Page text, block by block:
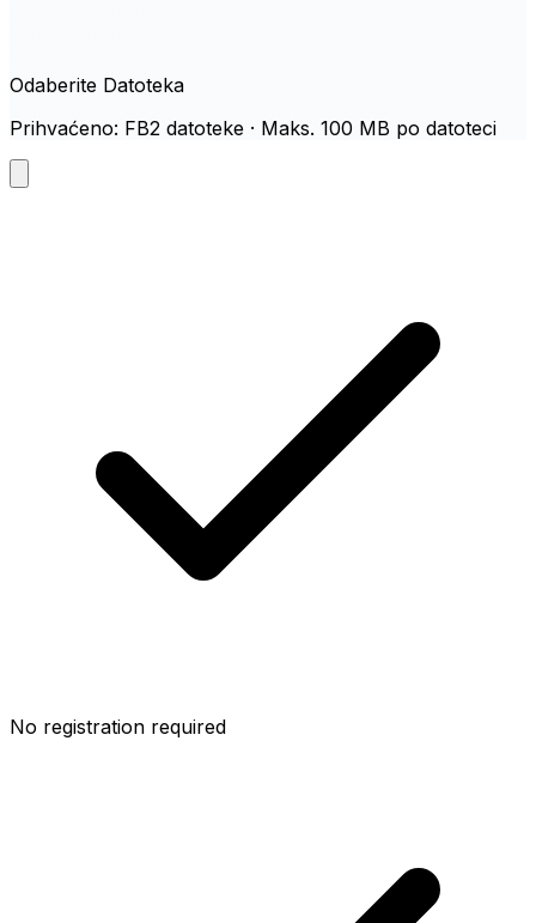
Odaberite Datoteka
Prihvaćeno: FB2 datoteke · Maks. 100 MB po datoteci
No registration required